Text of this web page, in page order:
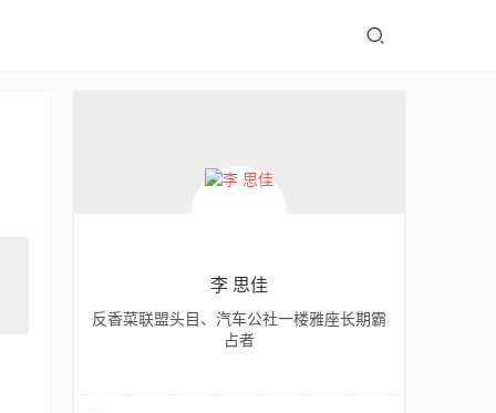
李 思佳
反香菜联盟头目、汽车公社一楼雅座长期霸
占者